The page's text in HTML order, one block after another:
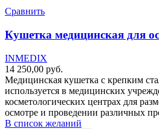
Сравнить
Кушетка медицинская для
INMEDIX
14 250,00 руб.
Медицинская кушетка с крепким
используется в медицинских
косметологических центрах для
осмотре и проведении различных
В список желаний